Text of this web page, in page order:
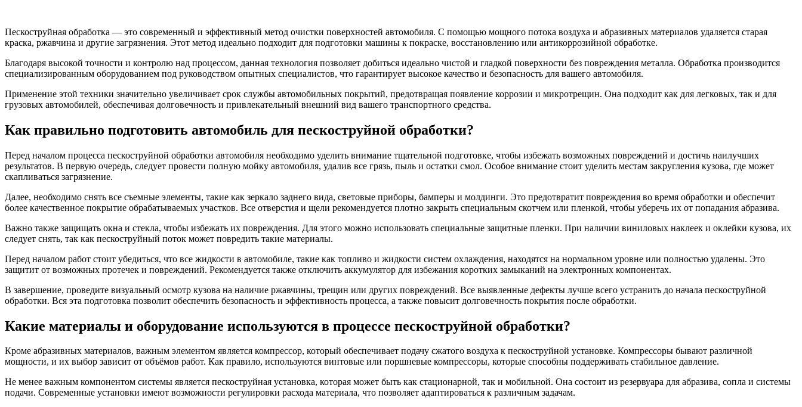
Пескоструйная обработка — это современный и эффективный метод очистки поверхностей автомобиля. С помощью мощного потока воздуха и абразивных материалов удаляется старая
краска, ржавчина и другие загрязнения. Этот метод идеально подходит для подготовки машины к покраске, восстановлению или антикоррозийной обработке.
Благодаря высокой точности и контролю над процессом, данная технология позволяет добиться идеально чистой и гладкой поверхности без повреждения металла. Обработка производится
специализированным оборудованием под руководством опытных специалистов, что гарантирует высокое качество и безопасность для вашего автомобиля.
Применение этой техники значительно увеличивает срок службы автомобильных покрытий, предотвращая появление коррозии и микротрещин. Она подходит как для легковых, так и для
грузовых автомобилей, обеспечивая долговечность и привлекательный внешний вид вашего транспортного средства.
Как правильно подготовить автомобиль для пескоструйной обработки?
Перед началом процесса пескоструйной обработки автомобиля необходимо уделить внимание тщательной подготовке, чтобы избежать возможных повреждений и достичь наилучших
результатов. В первую очередь, следует провести полную мойку автомобиля, удалив все грязь, пыль и остатки смол. Особое внимание стоит уделить местам закругления кузова, где может
скапливаться загрязнение.
Далее, необходимо снять все съемные элементы, такие как зеркало заднего вида, световые приборы, бамперы и молдинги. Это предотвратит повреждения во время обработки и обеспечит
более качественное покрытие обрабатываемых участков. Все отверстия и щели рекомендуется плотно закрыть специальным скотчем или пленкой, чтобы уберечь их от попадания абразива.
Важно также защищать окна и стекла, чтобы избежать их повреждения. Для этого можно использовать специальные защитные пленки. При наличии виниловых наклеек и оклейки кузова, их
следует снять, так как пескоструйный поток может повредить такие материалы.
Перед началом работ стоит убедиться, что все жидкости в автомобиле, такие как топливо и жидкости систем охлаждения, находятся на нормальном уровне или полностью удалены. Это
защитит от возможных протечек и повреждений. Рекомендуется также отключить аккумулятор для избежания коротких замыканий на электронных компонентах.
В завершение, проведите визуальный осмотр кузова на наличие ржавчины, трещин или других повреждений. Все выявленные дефекты лучше всего устранить до начала пескоструйной
обработки. Вся эта подготовка позволит обеспечить безопасность и эффективность процесса, а также повысит долговечность покрытия после обработки.
Какие материалы и оборудование используются в процессе пескоструйной обработки?
Кроме абразивных материалов, важным элементом является компрессор, который обеспечивает подачу сжатого воздуха к пескоструйной установке. Компрессоры бывают различной
мощности, и их выбор зависит от объёмов работ. Как правило, используются винтовые или поршневые компрессоры, которые способны поддерживать стабильное давление.
Не менее важным компонентом системы является пескоструйная установка, которая может быть как стационарной, так и мобильной. Она состоит из резервуара для абразива, сопла и системы
подачи. Современные установки имеют возможности регулировки расхода материала, что позволяет адаптироваться к различным задачам.